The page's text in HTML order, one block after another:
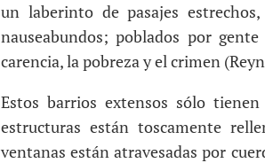
un laberinto de pasajes
nauseabundos; poblados por
carencia, la pobreza y el crimen
Estos barrios extensos sólo
estructuras están toscamente
ventanas están atravesadas por